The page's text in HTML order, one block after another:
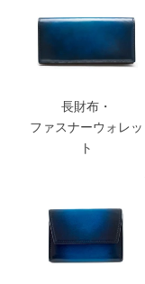
長財布・
ファスナーウォレッ
ト